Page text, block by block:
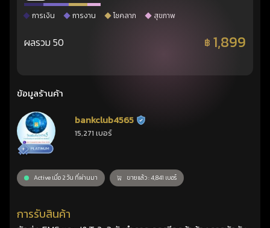
การเงิน การงาน โชคลาภ สุขภาพ
ผลรวม 50 ฿ 1,899
ข้อมูลร้านค้า
bankclub4565 ร้านยืนยันแล้ว
15,271 เบอร์
Active เมื่อ 2 วัน ที่ผ่านมา ขายแล้ว : 4,841 เบอร์
การรับสินค้า